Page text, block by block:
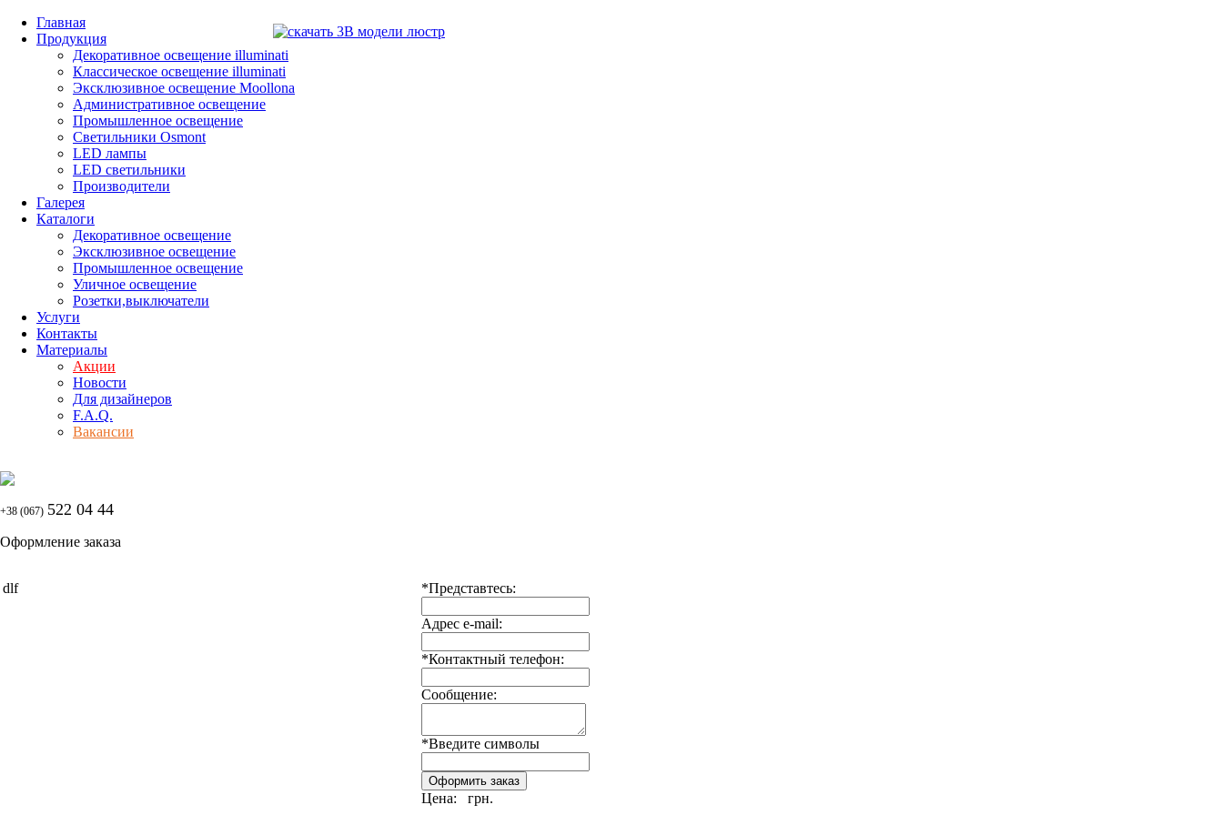
Главная
Продукция
Декоративное освещение illuminati
Классическое освещение illuminati
Эксклюзивное освещение Moollona
Административное освещение
Промышленное освещение
Светильники Osmont
LED лампы
LED светильники
Производители
Галерея
Каталоги
Декоративное освещение
Эксклюзивное освещение
Промышленное освещение
Уличное освещение
Розетки,выключатели
Услуги
Контакты
Материалы
Акции
Новости
Для дизайнеров
F.A.Q.
Вакансии
+38 (067) 522 04 44
Оформление заказа
dlf *Представтесь:
Адрес e-mail:
*Контактный телефон:
Сообщение:
*Введите символы
Цена: грн.